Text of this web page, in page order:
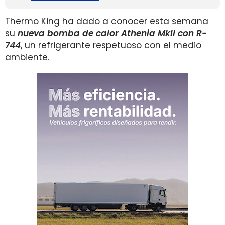
Thermo King ha dado a conocer esta semana
su nueva bomba de calor Athenia MkII con R-
744, un refrigerante respetuoso con el medio
ambiente.